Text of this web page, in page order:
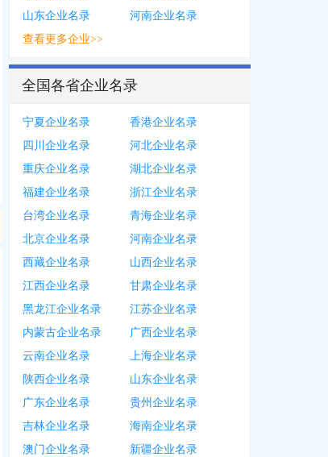
山东企业名录
河南企业名录
查看更多企业>>
全国各省企业名录
宁夏企业名录
香港企业名录
四川企业名录
河北企业名录
重庆企业名录
湖北企业名录
福建企业名录
浙江企业名录
台湾企业名录
青海企业名录
北京企业名录
河南企业名录
西藏企业名录
山西企业名录
江西企业名录
甘肃企业名录
黑龙江企业名录
江苏企业名录
内蒙古企业名录
广西企业名录
云南企业名录
上海企业名录
陕西企业名录
山东企业名录
广东企业名录
贵州企业名录
吉林企业名录
海南企业名录
澳门企业名录
新疆企业名录